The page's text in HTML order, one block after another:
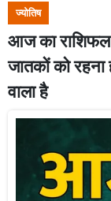
ज्योतिष
आज का
जातकों को
वाला है